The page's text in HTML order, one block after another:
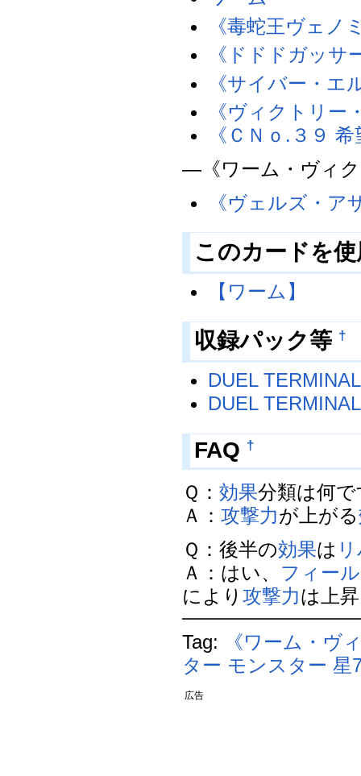
《毒蛇王ヴェノ
《ドドドガッサ
《サイバー・エ
《ヴィクトリー
《ＣＮｏ.３９
―《ワーム・ヴィ
《ヴェルズ・ア
このカードを
【ワーム】
収録パック等 †
DUEL
DUEL
FAQ †
Ｑ：効果分類は何
Ａ：攻撃力が上がる
Ｑ：後半の効果は
Ａ：はい、 フィー
により攻撃力は上
Tag:
《ワーム・ヴ
ター モンスター 星
広告